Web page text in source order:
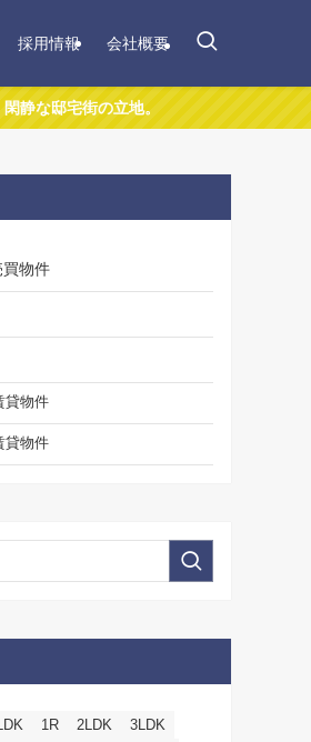
採用情報 会社概要
の立地。
物件
貸物件
貸物件
1R 2LDK
3LDK